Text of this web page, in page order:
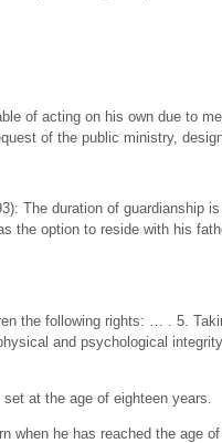
of acting on his own due to
of the public ministry,
The duration of guardianship
the option to reside with his
the following rights: … . 5.
and psychological
at the age of eighteen years.
when he has reached the age of